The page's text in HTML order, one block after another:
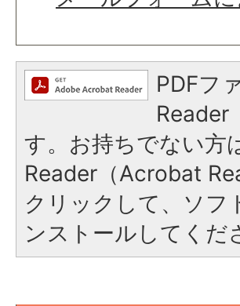
PDFフ
Reader
す。お持ちでない方
Reader（Acrobat
クリックして、ソフ
ンストールしてくだ